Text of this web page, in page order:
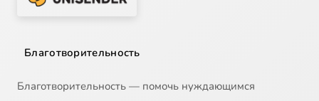
Благотворительность
Благотворительность — помочь нуждающимся